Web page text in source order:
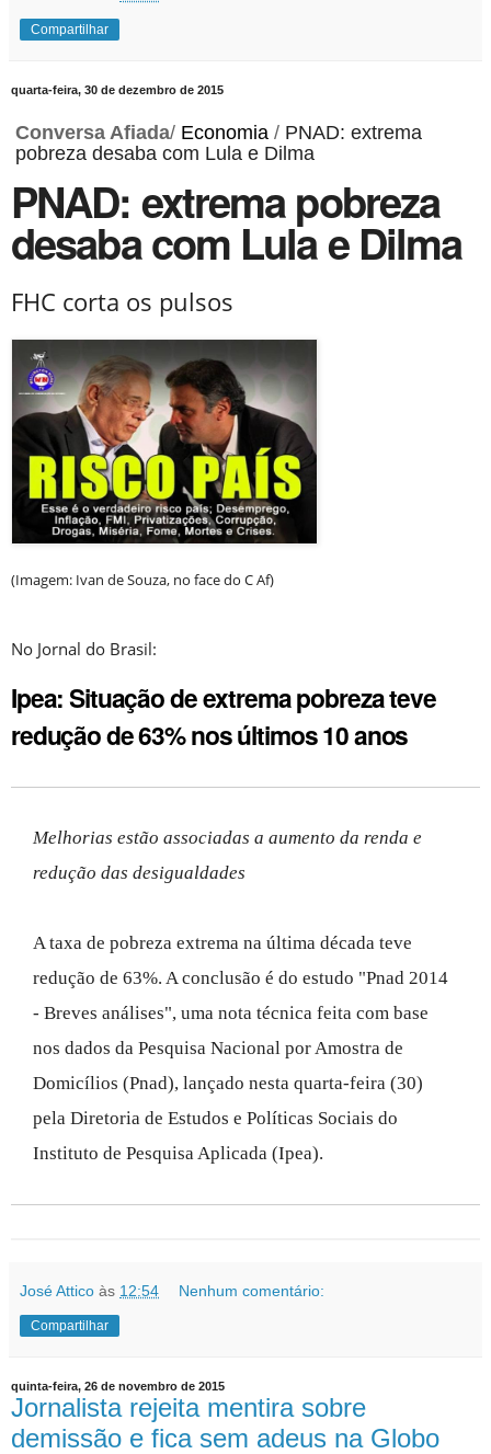
Compartilhar
quarta-feira, 30 de dezembro de 2015
Conversa Afiada/ Economia / PNAD: extrema
pobreza desaba com Lula e Dilma
PNAD: extrema pobreza
desaba com Lula e Dilma
FHC corta os pulsos
(Imagem: Ivan de Souza, no face do C Af)
No Jornal do Brasil:
Ipea: Situação de extrema pobreza teve
redução de 63% nos últimos 10 anos
Melhorias estão associadas a aumento da renda e
redução das desigualdades
A taxa de pobreza extrema na última década teve
redução de 63%. A conclusão é do estudo "Pnad 2014
- Breves análises", uma nota técnica feita com base
nos dados da Pesquisa Nacional por Amostra de
Domicílios (Pnad), lançado nesta quarta-feira (30)
pela Diretoria de Estudos e Políticas Sociais do
Instituto de Pesquisa Aplicada (Ipea).
José Attico às 12:54 Nenhum comentário:
Compartilhar
quinta-feira, 26 de novembro de 2015
Jornalista rejeita mentira sobre
demissão e fica sem adeus na Globo